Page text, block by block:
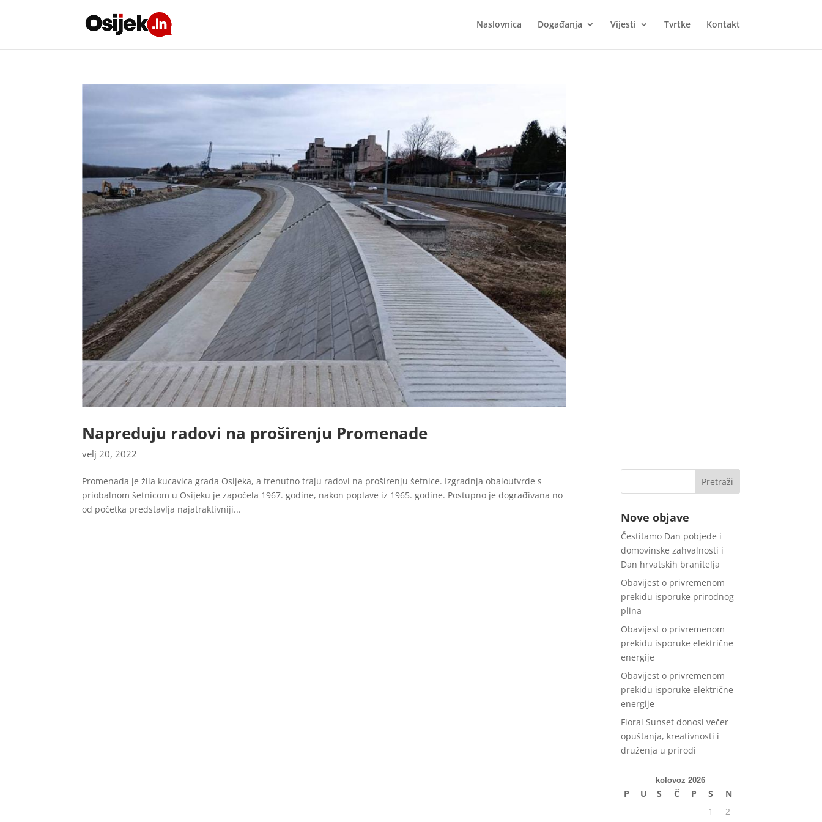
Naslovnica Događanja Vijesti Tvrtke Kontakt
Napreduju radovi na proširenju Promenade
velj 20, 2022
Promenada je žila kucavica grada Osijeka, a trenutno traju radovi na proširenju šetnice. Izgradnja obaloutvrde s
priobalnom šetnicom u Osijeku je započela 1967. godine, nakon poplave iz 1965. godine. Postupno je dograđivana no
od početka predstavlja najatraktivniji...
Nove objave
Čestitamo Dan pobjede i
domovinske zahvalnosti i
Dan hrvatskih branitelja
Obavijest o privremenom
prekidu isporuke prirodnog
plina
Obavijest o privremenom
prekidu isporuke električne
energije
Obavijest o privremenom
prekidu isporuke električne
energije
Floral Sunset donosi večer
opuštanja, kreativnosti i
druženja u prirodi
kolovoz 2026
P U S Č P S
N
1
2